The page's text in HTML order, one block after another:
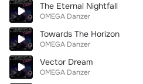
The Eternal Nightfall
OMEGA Danzer
Towards The Horizon
OMEGA Danzer
Vector Dream
OMEGA Danzer